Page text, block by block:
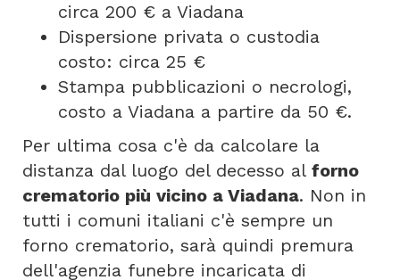
circa 200 € a Viadana
Dispersione privata o custodia
costo: circa 25 €
Stampa pubblicazioni o necrologi,
costo a Viadana a partire da 50 €.
Per ultima cosa c'è da calcolare la
distanza dal luogo del decesso al forno
crematorio più vicino a Viadana. Non in
tutti i comuni italiani c'è sempre un
forno crematorio, sarà quindi premura
dell'agenzia funebre incaricata di